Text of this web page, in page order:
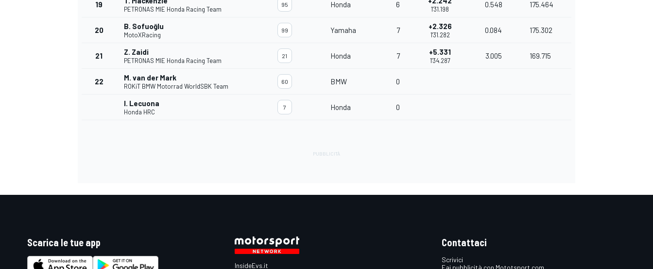
19
PETRONAS MIE Honda Racing Team
95 Honda 6
1'31.198
0.548 175.464
20 B. Sofuoğlu
MotoXRacing
99 Yamaha 7 +2.326
1'31.282
0.084 175.302
21 Z. Zaidi
PETRONAS MIE Honda Racing Team
21 Honda 7 +5.331
1'34.287
3.005 169.715
22 M. van der Mark
ROKiT BMW Motorrad WorldSBK Team
60 BMW 0
I. Lecuona
Honda HRC
7 Honda 0
Scarica le tue app
InsideEvs.it
Contattaci
Scrivici
Fai pubblicità con Mototsport.com